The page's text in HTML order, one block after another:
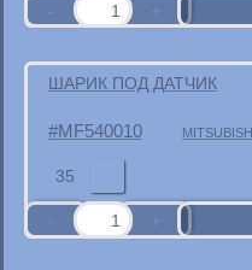
ШАРИК ПОД ДАТЧИК
MF540010 MITSUBISHI
35